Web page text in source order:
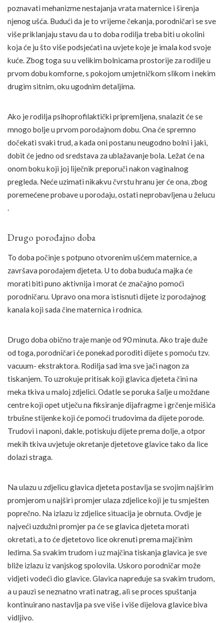
poznavati mehanizme nestajanja vrata maternice i širenja
njenog ušća. Budući da je to vrijeme čekanja, porodničari se sve
više priklanjaju stavu da u to doba rodilja treba biti u okolini
koja će ju što više podsjećati na uvjete koje je imala kod svoje
kuće. Zbog toga su u velikim bolnicama prostorije za rodilje u
prvom dobu komforne, s pokojom umjetničkom slikom i nekim
drugim sitnim, oku ugodnim detaljima.
Ako je rodilja psihoprofilaktički pripremljena, snalazit će se
mnogo bolje u prvom porođajnom dobu. Ona će spremno
dočekati svaki trud, a kada oni postanu neugodno bolni i jaki,
dobit će jedno od sredstava za ublažavanje bola. Ležat će na
onom boku koji joj liječnik preporuči nakon vaginalnog
pregleda. Neće uzimati nikakvu čvrstu hranu jer će ona, zbog
poremećene probave u porođaju, ostati neprobavljena u želucu
.
Drugo porođajno doba
To doba počinje s potpuno otvorenim ušćem maternice, a
završava porođajem djeteta. U to doba buduća majka će
morati biti puno aktivnija i morat će značajno pomoći
porodničaru. Upravo ona mora istisnuti dijete iz porođajnog
kanala koji sada čine maternica i rodnica.
Drugo doba obično traje manje od 90 minuta. Ako traje duže
od toga, porodničari će ponekad poroditi dijete s pomoću tzv.
vacuum- ekstraktora. Rodilja sad ima sve jači nagon za
tiskanjem. To uzrokuje pritisak koji glavica djeteta čini na
meka tkiva u maloj zdjelici. Odatle se poruka šalje u moždane
centre koji opet utječu na fiksiranje dijafragme i grčenje mišića
trbušne stijenke koji će pomoći trudovima da dijete porode.
Trudovi i naponi, dakle, potiskuju dijete prema dolje, a otpor
mekih tkiva uvjetuje okretanje djetetove glavice tako da lice
dolazi straga.
Na ulazu u zdjelicu glavica djeteta postavlja se svojim najširim
promjerom u najširi promjer ulaza zdjelice koji je tu smješten
poprečno. Na izlazu iz zdjelice situacija je obrnuta. Ovdje je
najveći uzdužni promjer pa će se glavica djeteta morati
okretati, a to će djetetovo lice okrenuti prema majčinim
leđima. Sa svakim trudom i uz majčina tiskanja glavica je sve
bliže izlazu iz vanjskog spolovila. Uskoro porodničar može
vidjeti vodeći dio glavice. Glavica napreduje sa svakim trudom,
a u pauzi se neznatno vrati natrag, ali se proces spuštanja
kontinuirano nastavlja pa sve više i više dijelova glavice biva
vidljivo.